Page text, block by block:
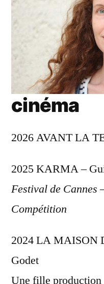
cinéma
2026 AVANT LA
2025 KARMA –
Festival de Cannes
Compétition
2024 LA MAISON
Godet
Une fille production